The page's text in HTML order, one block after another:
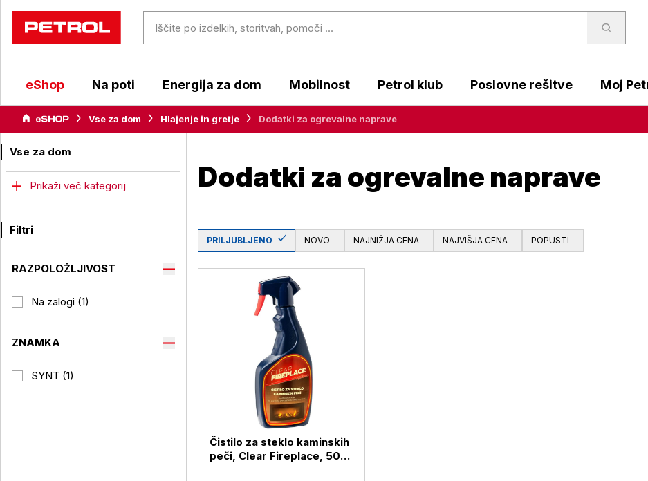
eShop Na poti Energija za dom Mobilnost Petrol klub Poslovne rešitve Moj
Vse za dom Hlajenje in gretje Dodatki za ogrevalne naprave
Vse za dom
Prikaži več kategorij
Filtri
RAZPOLOŽLJIVOST
Na zalogi (1)
ZNAMKA
SYNT (1)
Dodatki za ogrevalne naprave
PRILJUBLJENO NOVO NAJNIŽJA CENA NAJVIŠJA CENA POPUSTI
Čistilo za steklo kaminskih
peči, Clear Fireplace, 500